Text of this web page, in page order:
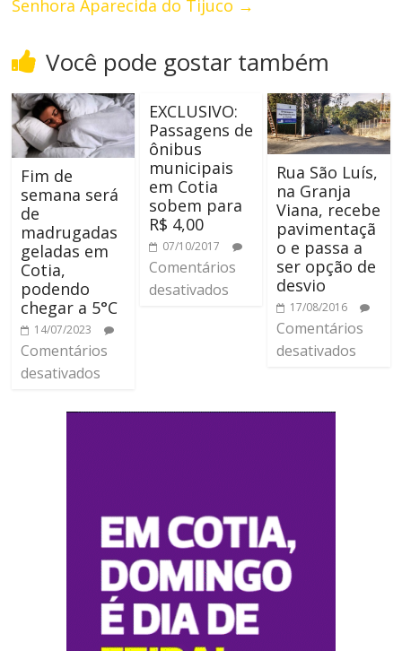
Senhora Aparecida do Tijuco →
Você pode gostar também
Fim de
semana será
de
madrugadas
geladas em
Cotia,
podendo
chegar a 5°C
14/07/2023
Comentários
desativados
EXCLUSIVO:
Passagens de
ônibus
municipais
em Cotia
sobem para
R$ 4,00
07/10/2017
Comentários
desativados
Rua São Luís,
na Granja
Viana, recebe
pavimentaçã
o e passa a
ser opção de
desvio
17/08/2016
Comentários
desativados